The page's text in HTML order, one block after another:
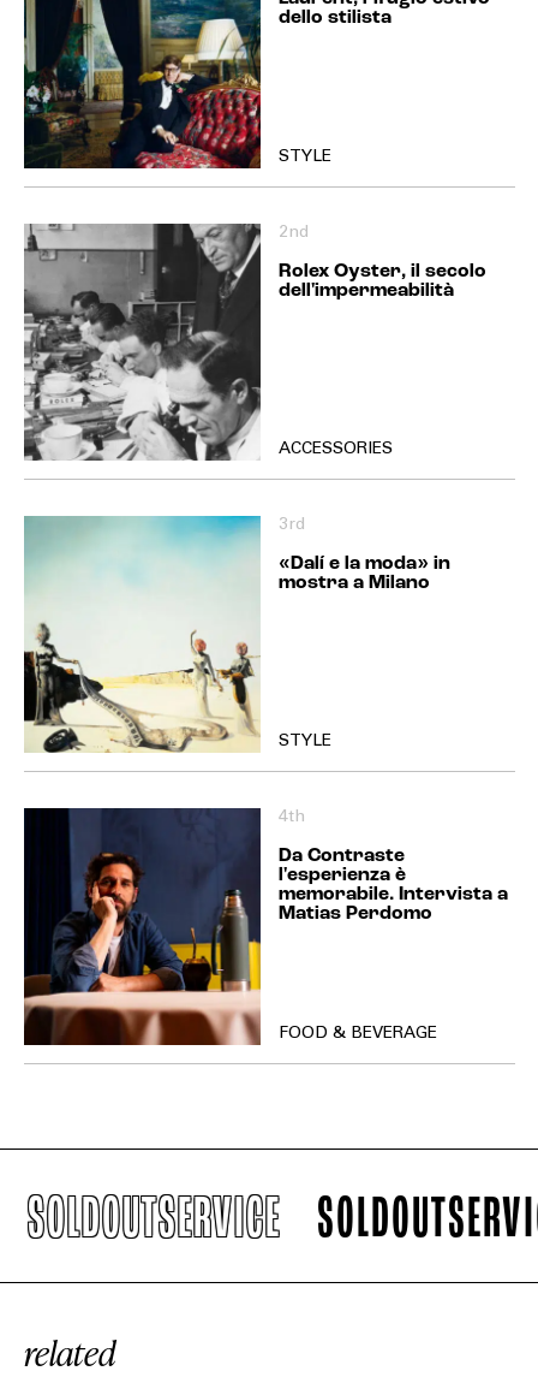
dello stilista
STYLE
2nd
Rolex Oyster, il secolo
dell'impermeabilità
ACCESSORIES
3rd
«Dalí e la moda» in
mostra a Milano
STYLE
4th
Da Contraste
l'esperienza è
memorabile. Intervista a
Matias Perdomo
FOOD & BEVERAGE
SOLDOUTSERVICE
related